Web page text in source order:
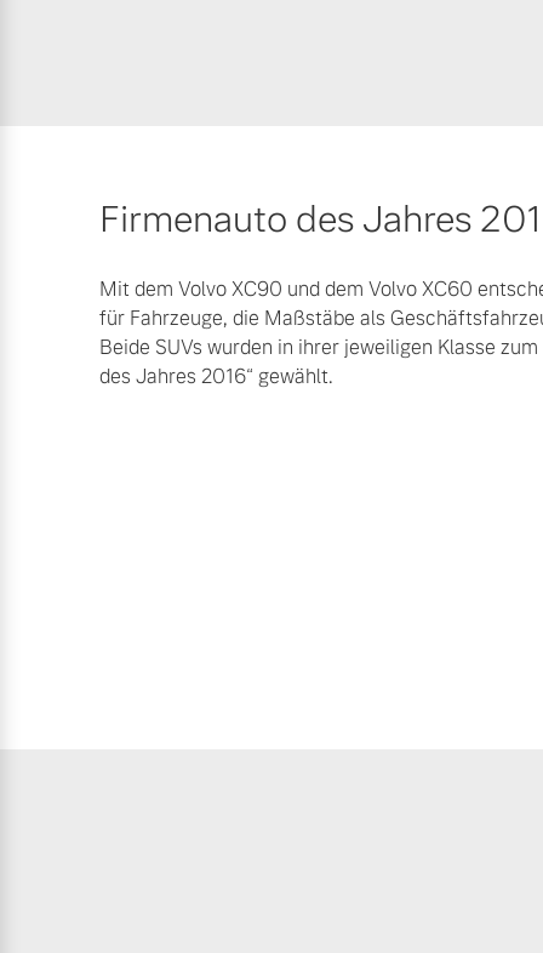
Firmenauto des Jahres
Mit dem Volvo XC90 und dem Volvo XC60
für Fahrzeuge, die Maßstäbe als
Beide SUVs wurden in ihrer jeweiligen Klasse
des Jahres 2016“ gewählt.